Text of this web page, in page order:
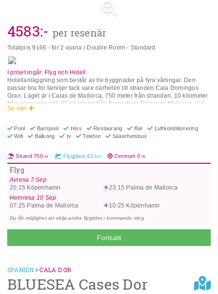
4583:- per resenär
Totalpris9166:- för 2 vuxna i Double Room - Standard
I priset ingår: Flyg och Hotell
Hotellanläggning som består av tre byggnader på fyra våningar. Den
passar bra för familjer tack vare närheten till stranden Cala Domingos
Gran. Läget är i Calas de Mallorca, 750 meter från stranden, 10 kilometer
från en marina och 60 kilometer från flygplatsen Palma de Mallorca. Vid
hotellet finns bl a restauranger, bar, snackbar, lekplats, trädgård,
(extra avgift), hissar, parkering, evenemangsrum, tvättservice (extra avgift)
och 24 h reception. I rummens utrustning ingår TV, telefon,
1+1: vuxen och barnet delar samma säng (150 cm), och inga separata
sängar. Om gästerna med Single with Child Room vill ha 2 separata
sängar måste de boka ett tvåbäddsrum/dubbelrum. ***Fjärrkontroll till TV
gratis men med deposition. Lägenheterna har även vardagsrum och
bäddsoffa. Lägenheter med 1 sovrum: Bäddsoffa för 3:e/4:e person. En
utdragbar säng för 5:e pax. Observera att vissa av ovanstående faciliteter
kan vara stängda på grund av väder/säsongsförhållanden. Adress: C/ Sa
Se mer
Pool Barnpool Hiss Restaurang Bar
Luftkonditionering
Wifi
Balkong tv Telefon Säkerhetsbox
Strand750m Flygplats60 km Centrum 0m
Flyg
Avresa 7 Sep
20:15 Köpenhamn 23:15 Palma de Mallorca
Hemresa 10 Sep
07:25 Palma de Mallorca 10:25 Köpenhamn
Du får möjlighet att välja andra flygtider i kommande steg
Fortsätt
SPANIEN CALA D OR
BLUESEA Cases Dor